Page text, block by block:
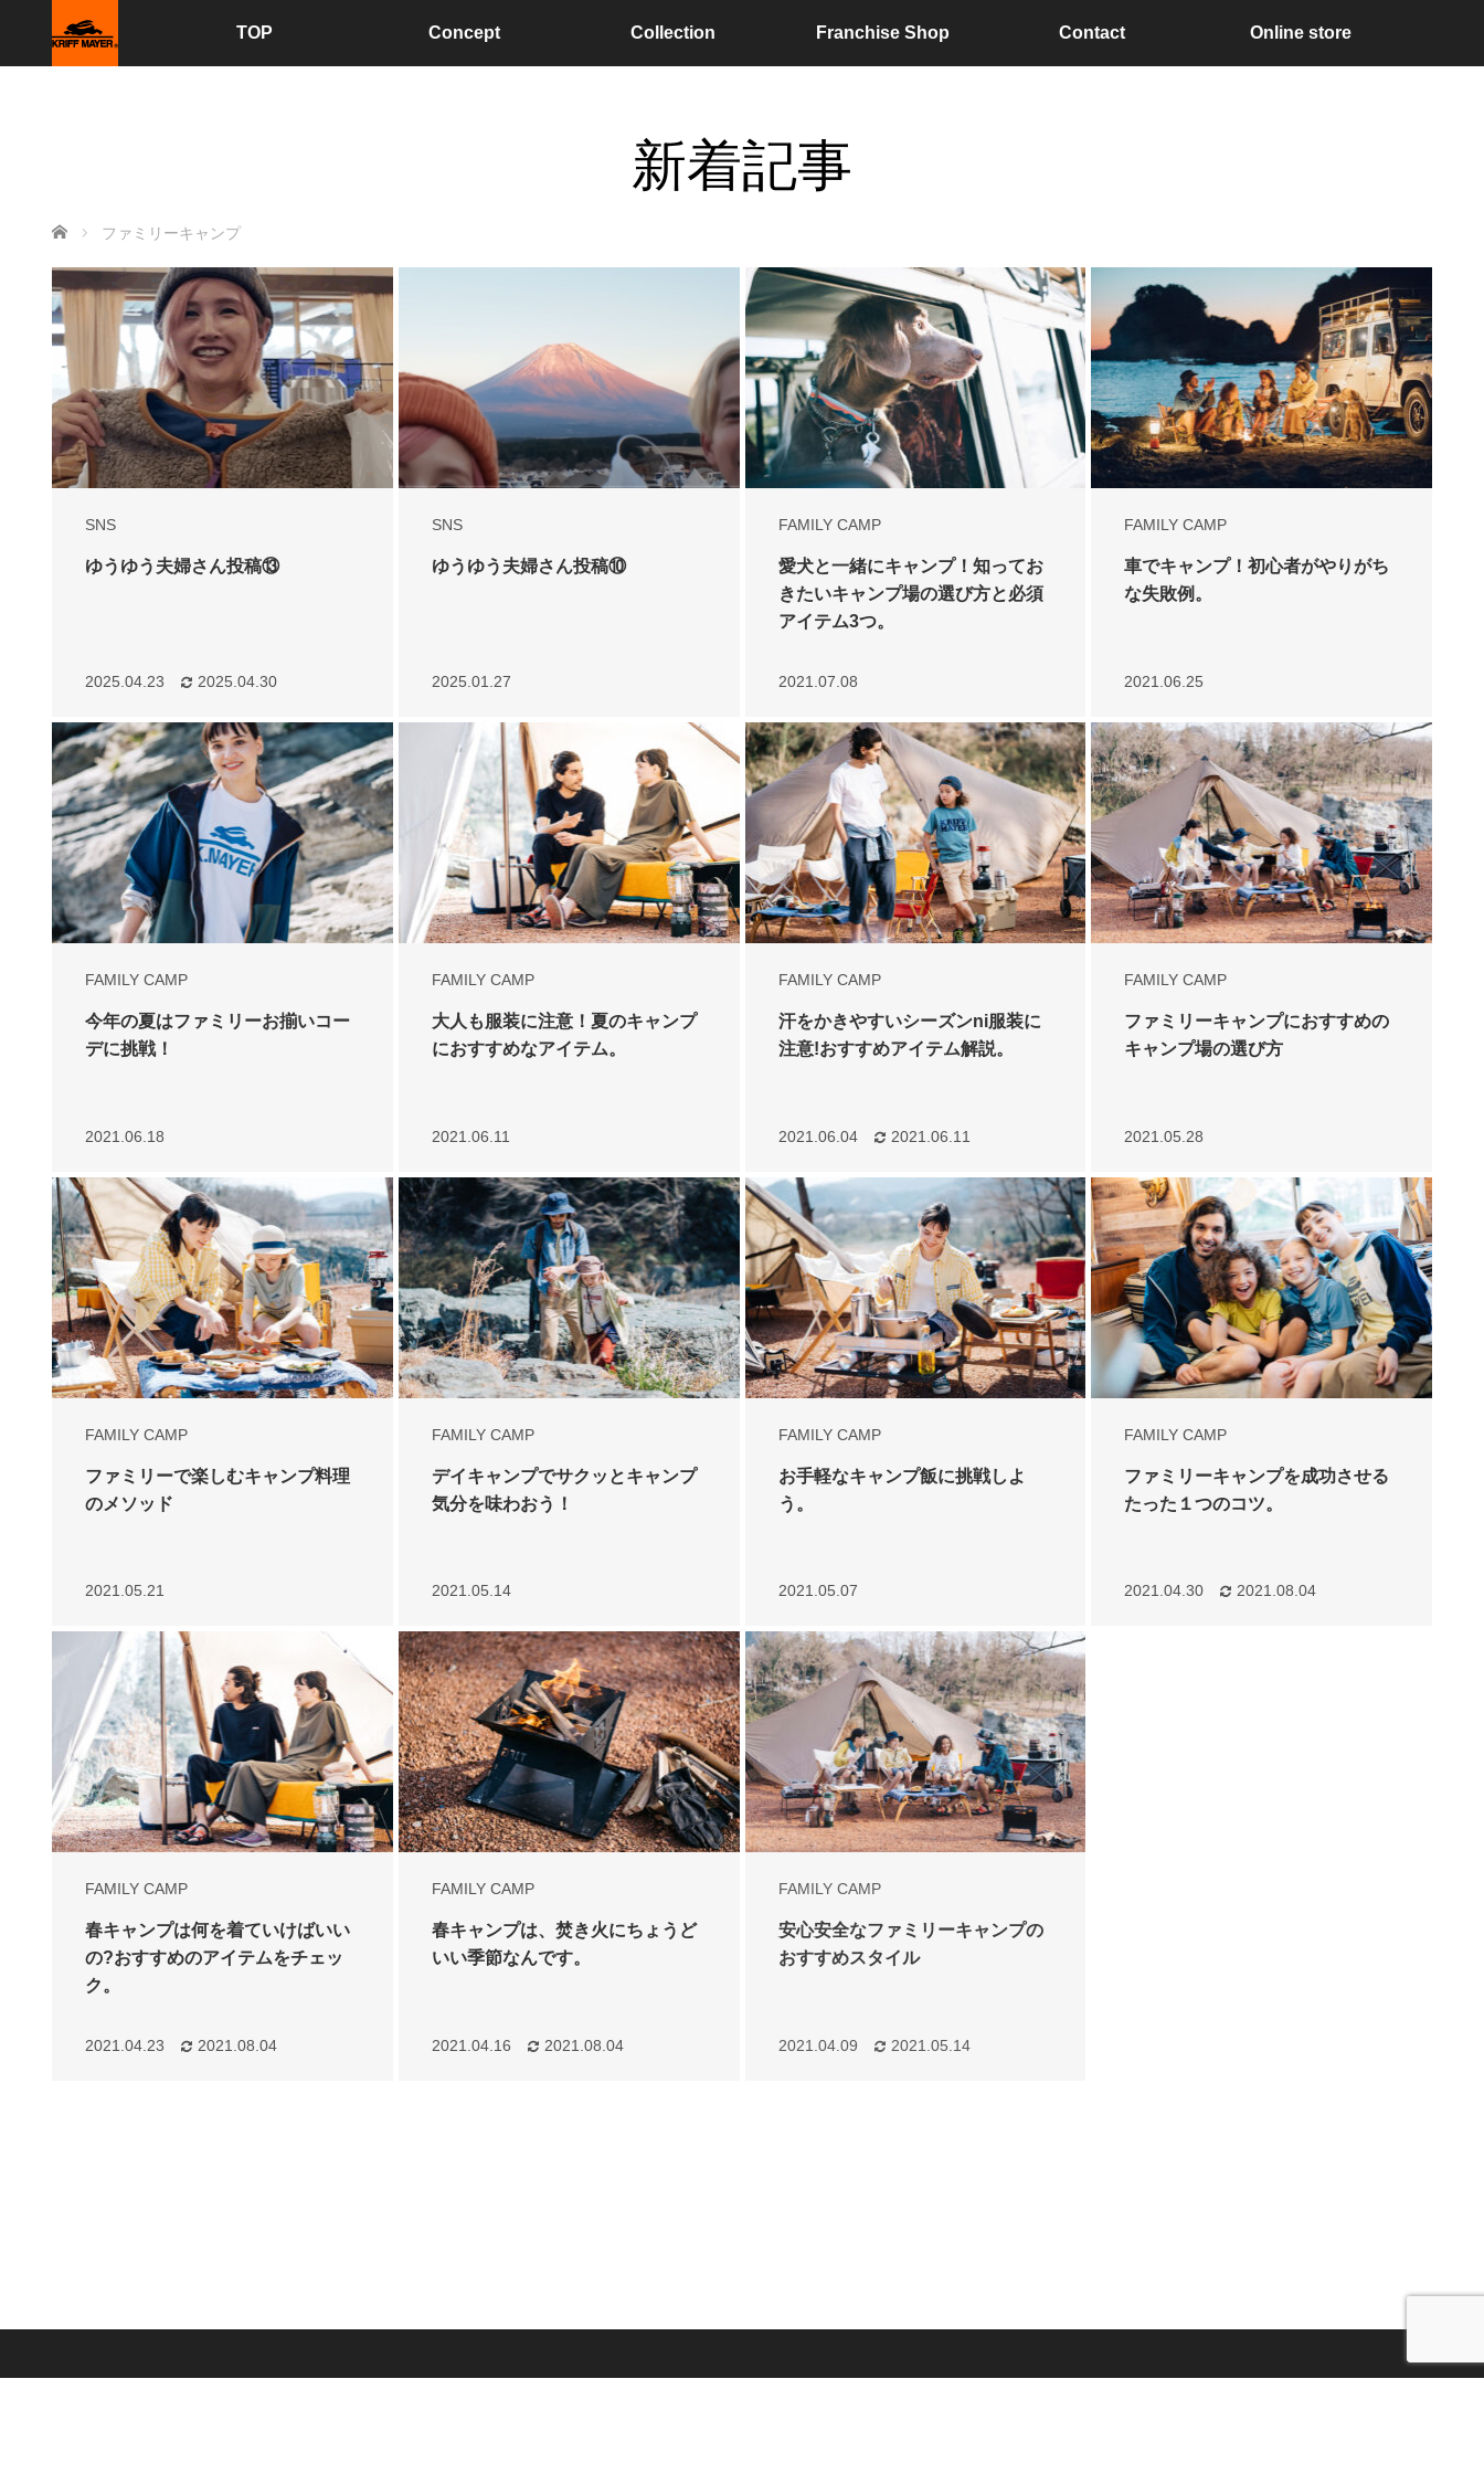
TOP Concept Collection Franchise Shop Contact Online store
新着記事
ホーム ファミリーキャンプ
SNS
ゆうゆう夫婦さん投稿⑬
2025.04.23 2025.04.30
SNS
ゆうゆう夫婦さん投稿⑩
2025.01.27
FAMILY CAMP
愛犬と一緒にキャンプ！知ってお
きたいキャンプ場の選び方と必須
アイテム3つ。
2021.07.08
FAMILY CAMP
車でキャンプ！初心者がやりがち
な失敗例。
2021.06.25
FAMILY CAMP
今年の夏はファミリーお揃いコー
デに挑戦！
2021.06.18
FAMILY CAMP
大人も服装に注意！夏のキャンプ
におすすめなアイテム。
2021.06.11
FAMILY CAMP
汗をかきやすいシーズンni服装に
注意!おすすめアイテム解説。
2021.06.04 2021.06.11
FAMILY CAMP
ファミリーキャンプにおすすめの
キャンプ場の選び方
2021.05.28
FAMILY CAMP
ファミリーで楽しむキャンプ料理
のメソッド
2021.05.21
FAMILY CAMP
デイキャンプでサクッとキャンプ
気分を味わおう！
2021.05.14
FAMILY CAMP
お手軽なキャンプ飯に挑戦しよ
う。
2021.05.07
FAMILY CAMP
ファミリーキャンプを成功させる
たった１つのコツ。
2021.04.30 2021.08.04
FAMILY CAMP
春キャンプは何を着ていけばいい
の?おすすめのアイテムをチェッ
ク。
2021.04.23 2021.08.04
FAMILY CAMP
春キャンプは、焚き火にちょうど
いい季節なんです。
2021.04.16 2021.08.04
FAMILY CAMP
安心安全なファミリーキャンプの
おすすめスタイル
2021.04.09 2021.05.14